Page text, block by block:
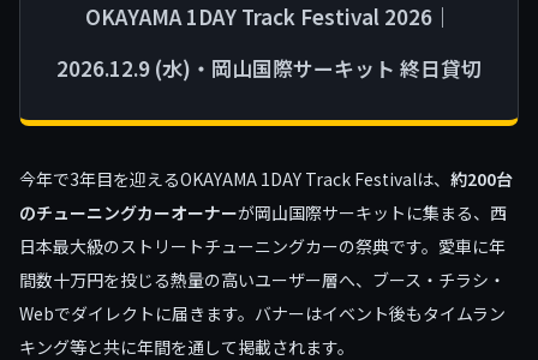
OKAYAMA 1DAY Track Festival 2026｜
2026.12.9 (水)・岡山国際サーキット 終日貸切
今年で3年目を迎えるOKAYAMA 1DAY Track Festivalは、 約200台
のチューニングカーオーナーが岡山国際サーキットに集まる、西
日本最大級のストリートチューニングカーの祭典です。愛車に年
間数十万円を投じる熱量の高いユーザー層へ、ブース・チラシ・
Webでダイレクトに届きます。バナーはイベント後もタイムラン
キング等と共に年間を通して掲載されます。